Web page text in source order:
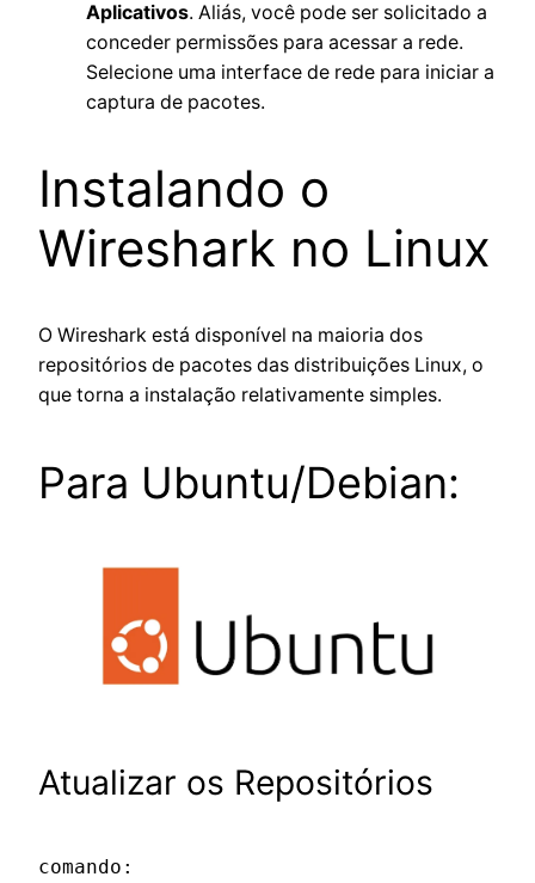
Aplicativos. Aliás, você pode ser solicitado a
conceder permissões para acessar a rede.
Selecione uma interface de rede para iniciar a
captura de pacotes.
Instalando o
Wireshark no Linux
O Wireshark está disponível na maioria dos
repositórios de pacotes das distribuições Linux, o
que torna a instalação relativamente simples.
Para Ubuntu/Debian:
Atualizar os Repositórios